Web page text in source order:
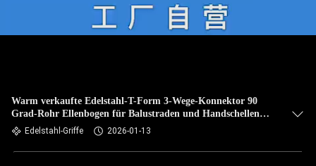
Warm verkaufte Edelstahl-T-Form 3-Wege-Konnektor 90
Grad-Rohr Ellenbogen für Balustraden und Handschellen
Treppengeländer
Edelstahl-Griffe 2026-01-13